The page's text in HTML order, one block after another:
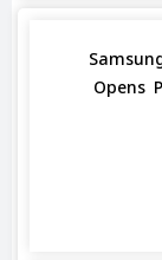
Opens